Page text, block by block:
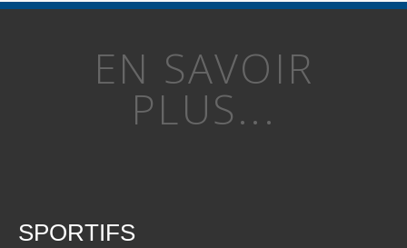
EN SAVOIR
PLUS...
SPORTIFS